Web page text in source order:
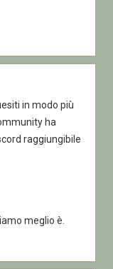
in modo più
ha
raggiungibile
meglio è.